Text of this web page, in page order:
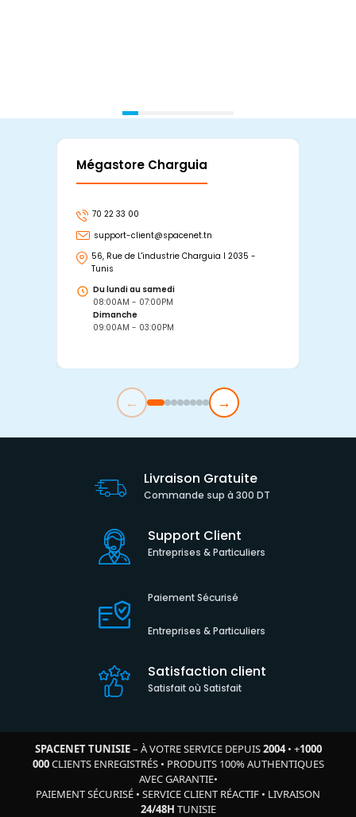
Mégastore Charguia
70 22 33 00
support-client@spacenet.tn
56, Rue de L'industrie Charguia I 2035 -
Tunis
Du lundi au samedi
08:00AM - 07:00PM
Dimanche
09:00AM - 03:00PM
← →
Livraison Gratuite
Commande sup à 300 DT
Support Client
Entreprises & Particuliers
Paiement Sécurisé
Entreprises & Particuliers
Satisfaction client
Satisfait où Satisfait
SPACENET TUNISIE– À VOTRE SERVICE DEPUIS2004• +1000
000CLIENTS ENREGISTRÉS• PRODUITS 100% AUTHENTIQUES
AVEC GARANTIE•
PAIEMENT SÉCURISÉ • SERVICE CLIENT RÉACTIF • LIVRAISON
24/48H TUNISIE